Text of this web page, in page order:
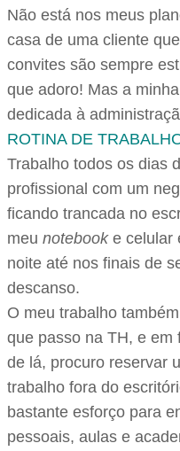
Não está nos meus
casa de uma cliente
convites são sempre
que adoro! Mas a
dedicada à
ROTINA DE
Trabalho todos os dias
profissional com um
ficando trancada no
meu notebooke celular
noite até nos finais de
descanso.
O meu trabalho
que passo na TH, e em
de lá, procuro reservar
trabalho fora do
bastante esforço para
pessoais, aulas e